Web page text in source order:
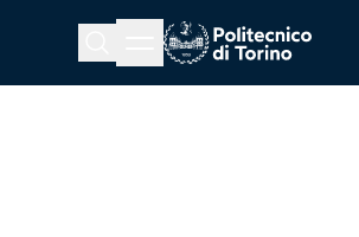
Menu button